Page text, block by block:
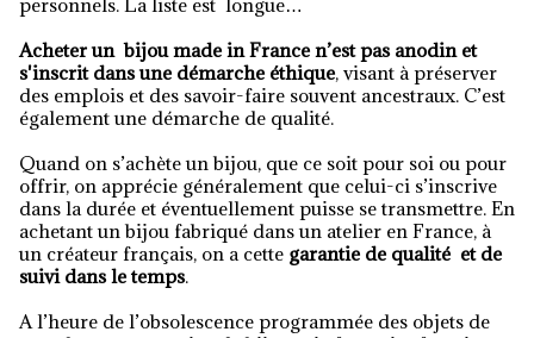
Acheter un bijou made in France n’est pas anodin et
s'inscrit dans une démarche éthique, visant à préserver
des emplois et des savoir-faire souvent ancestraux. C’est
également une démarche de qualité.
Quand on s’achète un bijou, que ce soit pour soi ou pour
offrir, on apprécie généralement que celui-ci s’inscrive
dans la durée et éventuellement puisse se transmettre. En
achetant un bijou fabriqué dans un atelier en France, à
un créateur français, on a cette garantie de qualité et de
suivi dans le temps.
A l’heure de l’obsolescence programmée des objets de